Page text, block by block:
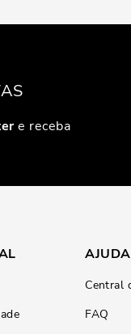
e receba
AJUDA
Central
FAQ